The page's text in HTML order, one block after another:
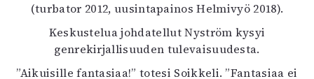
(turbator 2012, uusintapainos Helmivyö 2018).
Keskustelua johdatellut Nyström kysyi
genrekirjallisuuden tulevaisuudesta.
”Aikuisille fantasiaa!” totesi Soikkeli. ”Fantasiaa ei